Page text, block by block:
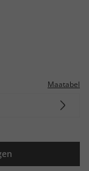
Maatabel